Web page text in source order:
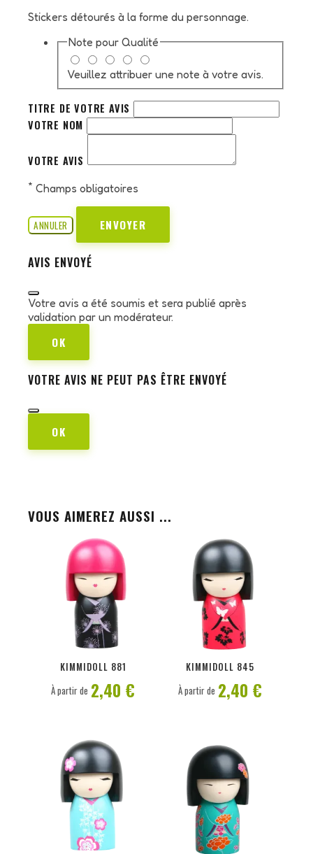
Stickers détourés à la forme du personnage.
Note pour Qualité
Veuillez attribuer une note à votre avis.
TITRE DE VOTRE AVIS
VOTRE NOM
VOTRE AVIS
* Champs obligatoires
ANNULER ENVOYER
AVIS ENVOYÉ
Votre avis a été soumis et sera publié après
validation par un modérateur.
OK
VOTRE AVIS NE PEUT PAS ÊTRE ENVOYÉ
OK
VOUS AIMEREZ AUSSI ...
KIMMIDOLL 881
PERSONNALISER
À partir de 2,40 €
KIMMIDOLL 845
PERSONNALISER
À partir de 2,40 €